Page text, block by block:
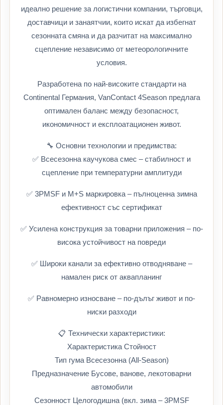
идеално решение за логистични компании, търговци,
доставчици и занаятчии, които искат да избегнат
сезонната смяна и да разчитат на максимално
сцепление независимо от метеорологичните
условия.
Разработена по най-високите стандарти на
Continental Германия, VanContact 4Season предлага
оптимален баланс между безопасност,
икономичност и експлоатационен живот.
🔧 Основни технологии и предимства:
✅ Всесезонна каучукова смес – стабилност и
сцепление при температурни амплитуди
✅ 3PMSF и M+S маркировка – пълноценна зимна
ефективност със сертификат
✅ Усилена конструкция за товарни приложения – по-
висока устойчивост на повреди
✅ Широки канали за ефективно отводняване –
намален риск от аквапланинг
✅ Равномерно износване – по-дълъг живот и по-
ниски разходи
📋 Технически характеристики:
Характеристика Стойност
Тип гума Всесезонна (All-Season)
Предназначение Бусове, ванове, лекотоварни
автомобили
Сезонност Целогодишна (вкл. зима – 3PMSF